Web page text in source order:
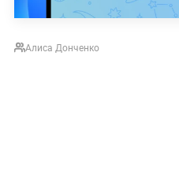
Алиса Донченко